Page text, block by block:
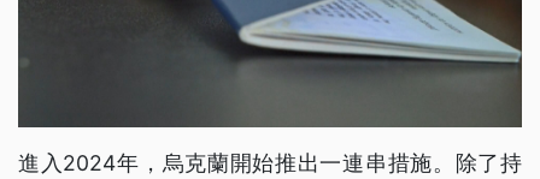
進入2024年，烏克蘭開始推出一連串措施。除了持